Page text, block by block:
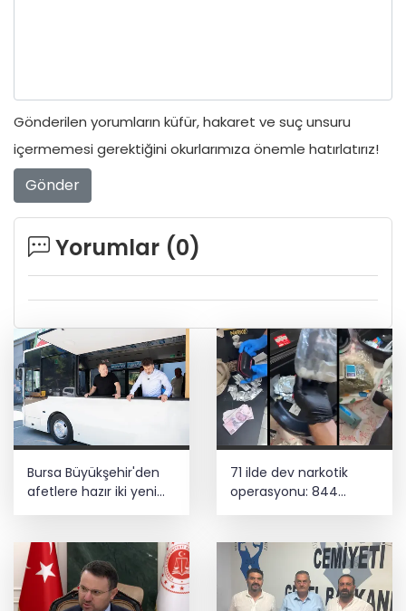
Gönderilen yorumların küfür, hakaret ve suç unsuru
içermemesi gerektiğini okurlarımıza önemle hatırlatırız!
Gönder
Yorumlar (0)
Bursa Büyükşehir'den
afetlere hazır iki yeni
mobil araç
71 ilde dev narkotik
operasyonu: 844
tutuklama